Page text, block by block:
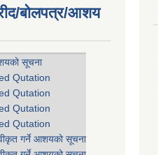
बोलपत्र/आशय
सूचना
Qutation
Qutation
Qutation
Qutation
गर्ने आशयको सूचना